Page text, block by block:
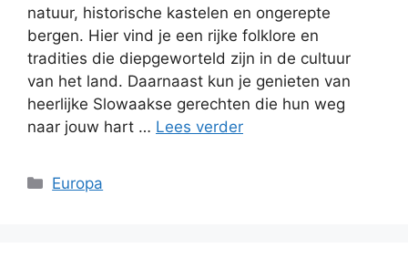
natuur, historische kastelen en ongerepte
bergen. Hier vind je een rijke folklore en
tradities die diepgeworteld zijn in de cultuur
van het land. Daarnaast kun je genieten van
heerlijke Slowaakse gerechten die hun weg
naar jouw hart … Lees verder
Categorieën
Europa